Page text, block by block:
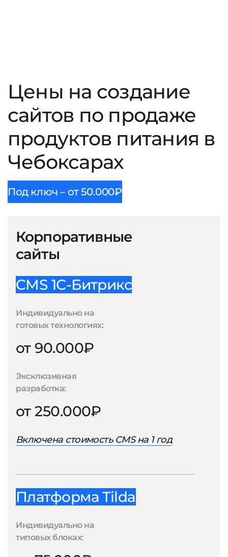
Цены на создание
сайтов по продаже
продуктов питания в
Чебоксарах
Под ключ – от 50.000₽
Корпоративные
сайты
CMS 1С-Битрикс
Индивидуально на
готовых технологиях:
от 90.000₽
Эксклюзивная
разработка:
от 250.000₽
Включена стоимость CMS на 1 год
Платформа Tilda
Индивидуально на
типовых блоках: